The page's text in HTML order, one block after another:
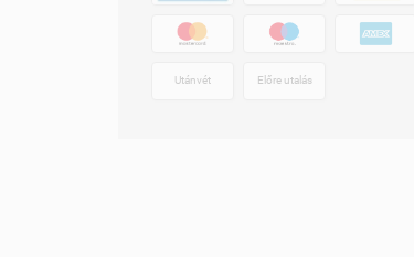
Utánvét Előre utalás